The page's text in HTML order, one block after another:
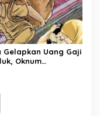
Gelapkan Uang Gaji
Oknum